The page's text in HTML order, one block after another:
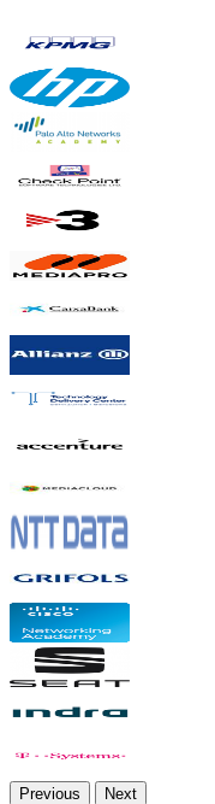
Previous Next